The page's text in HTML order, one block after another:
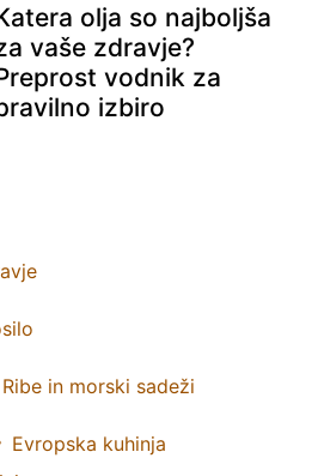
olja so najboljša
vaše zdravje?
vodnik za
izbiro
Ribe in morski sadeži
Evropska kuhinja